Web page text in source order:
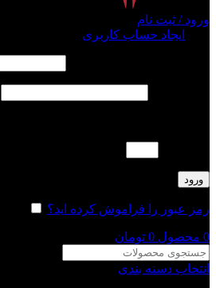
ورود / ثبت نام
ایجاد حساب کاربری
ورود
رمز عبور را فراموش کرده اید؟
0 محصول 0 تومان
انتخاب دسته بندی